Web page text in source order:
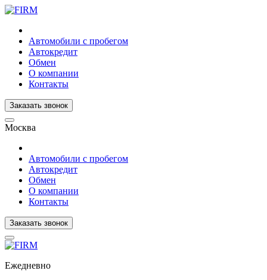
Автомобили с пробегом
Автокредит
Обмен
О компании
Контакты
Заказать звонок
Москва
Автомобили с пробегом
Автокредит
Обмен
О компании
Контакты
Заказать звонок
Ежедневно